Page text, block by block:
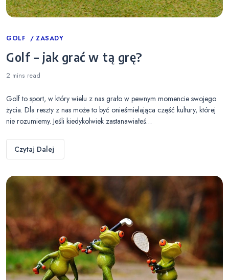
Categories
GOLF ZASADY
Golf – jak grać w tą grę?
2 mins read
Golf to sport, w który wielu z nas grało w pewnym momencie swojego
życia. Dla reszty z nas może to być onieśmielająca część kultury, której
nie rozumiemy. Jeśli kiedykolwiek zastanawiałeś…
Czytaj Dalej